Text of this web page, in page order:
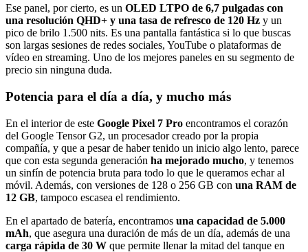
Ese panel, por cierto, es un OLED LTPO de 6,7 pulgadas con
una resolución QHD+ y una tasa de refresco de 120 Hz y un
pico de brilo 1.500 nits. Es una pantalla fantástica si lo que buscas
son largas sesiones de redes sociales, YouTube o plataformas de
vídeo en streaming. Uno de los mejores paneles en su segmento de
precio sin ninguna duda.
Potencia para el día a día, y mucho más
En el interior de este Google Pixel 7 Pro encontramos el corazón
del Google Tensor G2, un procesador creado por la propia
compañía, y que a pesar de haber tenido un inicio algo lento, parece
que con esta segunda generación ha mejorado mucho, y tenemos
un sinfín de potencia bruta para todo lo que le queramos echar al
móvil. Además, con versiones de 128 o 256 GB con una RAM de
12 GB, tampoco escasea el rendimiento.
En el apartado de batería, encontramos una capacidad de 5.000
mAh, que asegura una duración de más de un día, además de una
carga rápida de 30 W que permite llenar la mitad del tanque en